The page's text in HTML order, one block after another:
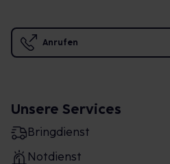
Anrufen
Unsere Services
Bringdienst
Notdienst